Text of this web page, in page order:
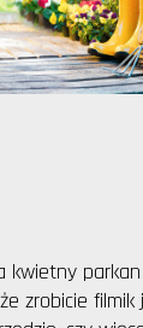
kwietny
zrobicie